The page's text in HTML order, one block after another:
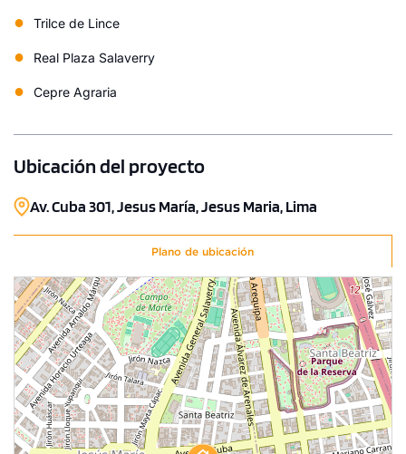
● Trilce de Lince
● Real Plaza Salaverry
● Cepre Agraria
Ubicación del proyecto
Av. Cuba 301, Jesus María, Jesus Maria, Lima
Plano de ubicación